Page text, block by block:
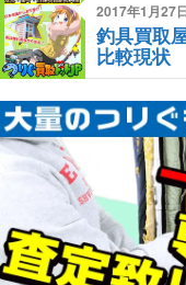
2017年1月27
釣具買取
比較現状